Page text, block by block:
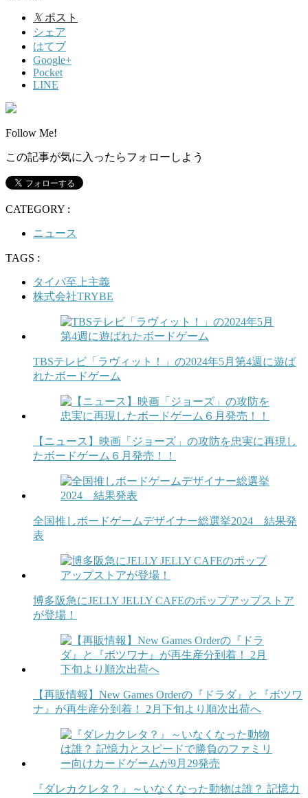
𝕏 ポスト
シェア
はてブ
Google+
Pocket
LINE
Follow Me!
この記事が気に入ったらフォローしよう
CATEGORY :
ニュース
TAGS :
タイパ至上主義
株式会社TRYBE
TBSテレビ「ラヴィット！」の2024年5月第4週に遊ば
れたボードゲーム
【ニュース】映画「ジョーズ」の攻防を忠実に再現し
たボードゲーム６月発売！！
全国推しボードゲームデザイナー総選挙2024 結果発
表
博多阪急にJELLY JELLY CAFEのポップアップストア
が登場！
【再販情報】New Games Orderの『ドラダ』と『ボツワ
ナ』が再生産分到着！ 2月下旬より順次出荷へ
『ダレカクレタ？』～いなくなった動物は誰？ 記憶力